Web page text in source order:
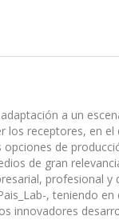
a un
receptores, en
de
de gran
profesional
, teniendo
innovadores